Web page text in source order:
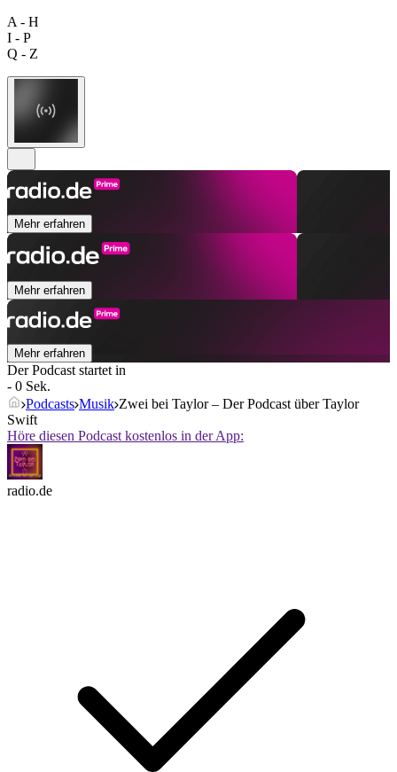
A - H
I - P
Q - Z
Mehr erfahren
Mehr erfahren
Mehr erfahren
Der Podcast startet in
- 0 Sek.
Podcasts Musik Zwei bei Taylor – Der Podcast über Taylor
Swift
Höre diesen Podcast kostenlos in der App:
radio.de